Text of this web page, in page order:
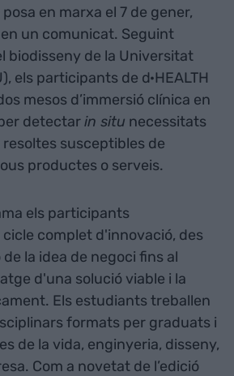
posa en marxa el 7 de gener,
un comunicat. Seguint
biodisseny de la Universitat
els participants de d·HEALTH
mesos d’immersió clínica en
detectarin situ necessitats
susceptibles de
productes o serveis.
els participants
complet d'innovació, des
la idea de negoci fins al
d'una solució viable i la
Els estudiants treballen
formats per graduats i
de la vida, enginyeria, disseny,
Com a novetat de l’edició